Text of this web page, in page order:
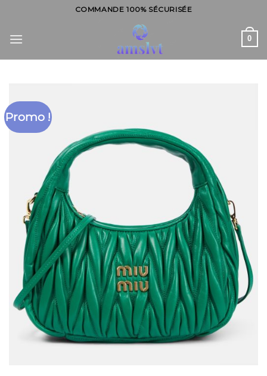
content
COMMANDE 100% SÉCURISÉE
0
Promo !